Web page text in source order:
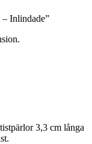
– Inlindade”
3,3 cm långa